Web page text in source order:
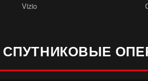
Vizio
СПУТНИКОВЫЕ